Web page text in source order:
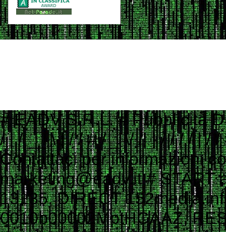
# EADV S.R.L. # Pubblicità Digitale e Programmatic Advertising # ___ ____ _ __ # ___ / | / __ \ | / / # / _ \/ /| | / / / / | / / # / __/ ___ |/ /_/ /| |/ / # \___/_/ |_/_____/ |___/ # # Contattaci per informazioni commerciali # Website: www.eadv.it # Email: marketing@eadv.it # START ads.txt - vocidallastrada.org - 2023-10-18 14:39:45 eadv.it, 13135, DIRECT 152media.info, 152M10, RESELLER 33across.com, 0010b00002MptHCAAZ, RESELLER, bbea06d9c4d2853c 33across.com, 0010b00002T3JniAAF, RESELLER, bbea06d9c4d2853c 33across.com, 0010b00002cGp2AAAS, RESELLER, bbea06d9c4d2853c 33across.com, 0013300001kQj2HAAS, RESELLER, bbea06d9c4d2853c 33across.com, 0015a00002oUk4aAAC, RESELLER, bbea06d9c4d2853c 33across.com, 0015a00003DKg9ZAAT, RESELLER, bbea06d9c4d2853c ad.plus, 352349, RESELLER adagio.io, 1294, RESELLER adcolony.com, 496220845654deec, RESELLER, 1ad675c9de6b5176 adform.com, 1226, RESELLER adform.com, 1819, RESELLER, 9f5210a2f0999e32 adform.com, 1889, RESELLER adform.com, 1943, RESELLER adform.com, 2110, RESELLER adform.com, 2112, RESELLER adform.com, 2437, RESELLER, 9f5210a2f0999e32 adform.com, 2464, RESELLER, 9f5210a2f0999e32 adform.com, 3027, RESELLER adform.com, 622, RESELLER adipolo.com, 617128b0fe110c0ddd7603b4, RESELLER admanmedia.com, 43, RESELLER admixer.net, b6d49994-83c5-4ff9-aa8a-c9eb99d1bc8c, RESELLER adsinteractive.hu, 258, RESELLER adswizz.com, consumable, RESELLER adswizz.com, entravision, RESELLER adswizz.com, targetspot, RESELLER adtech.com, 4687, RESELLER adtelligent.com, 537714, RESELLER advertising.com, 14832, RESELLER advertising.com, 21483, RESELLER advertising.com, 23089, RESELLER advertising.com, 28246, RESELLER advertising.com, 28305, RESELLER advertising.com, 28335, RESELLER, e1a5b5b6e3255540 advertising.com, 6814, RESELLER advertising.com, 7574, RESELLER adyoulike.com, 83d15ef72d387a1e60e5a1399a2b0c03, RESELLER adyoulike.com, b3e21aeb2e950aa59e5e8cc1b6dd6f8e, RESELLER, 4ad745ead2958bf7 adyoulike.com, b4bf4fdd9b0b915f746f6747ff432bde, RESELLER, 4ad745ead2958bf7 ampliffy.com, 5037, RESELLER amxrtb.com, 105199548, RESELLER aniview.com, 5e82edf1634339243920a8e5, RESELLER, 78b21b97965ec3f8 aniview.com, 5ef4bc022e79664d2b473869, RESELLER, 78b21b97965ec3f8 aol.com, 27093, RESELLER aol.com, 46658, RESELLER aol.com, 58905, RESELLER, e1a5b5b6e3255540 aolcloud.net, 4687, RESELLER appads.in, 107606, RESELLER appnexus.com, 10040, RESELLER, f5ab79cb980f11d1 appnexus.com, 10200, RESELLER, f5ab79cb980f11d1 appnexus.com, 10239, RESELLER, f5ab79cb980f11d1 appnexus.com, 10371, RESELLER, f5ab79cb980f11d1 appnexus.com, 11470, RESELLER appnexus.com, 11487, RESELLER, f5ab79cb980f11d1 appnexus.com, 11664, RESELLER, f5ab79cb980f11d1 appnexus.com, 11786, RESELLER, f5ab79cb980f11d1 appnexus.com, 11924, RESELLER, f5ab79cb980f11d1 appnexus.com, 12223, RESELLER, f5ab79cb980f11d1 appnexus.com, 12290, RESELLER, f5ab79cb980f11d1 appnexus.com, 12637, RESELLER, f5ab79cb980f11d1 appnexus.com, 13044, RESELLER, f5ab79cb980f11d1 appnexus.com, 13099, RESELLER, f5ab79cb980f11d1 appnexus.com, 13381, RESELLER, f5ab79cb980f11d1 appnexus.com, 1356, RESELLER, f5ab79cb980f11d1 appnexus.com, 1360, RESELLER, f5ab79cb980f11d1 appnexus.com, 13701, RESELLER, f5ab79cb980f11d1 appnexus.com, 14077, RESELLER appnexus.com, 14416, RESELLER,